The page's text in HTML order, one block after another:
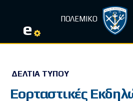
e ΠΟΛΕΜΙΚΟ
ΔΕΛΤΊΑ ΤΎΠΟΥ
Εορταστικές